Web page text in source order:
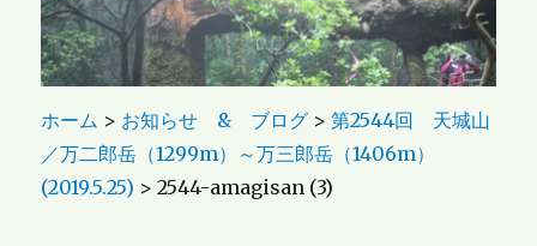
ホーム > お知らせ & ブログ >第2544回 天城山
／万二郎岳（1299m）～万三郎岳（1406m）
(2019.5.25) >2544-amagisan (3)